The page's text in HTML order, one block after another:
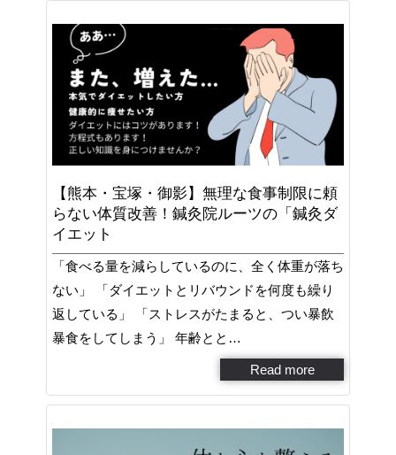
【熊本・宝塚・御影】無理な食事制限に頼
らない体質改善！鍼灸院ルーツの「鍼灸ダ
イエット
「食べる量を減らしているのに、全く体重が落ち
ない」 「ダイエットとリバウンドを何度も繰り
返している」 「ストレスがたまると、つい暴飲
暴食をしてしまう」 年齢とと…
Read more